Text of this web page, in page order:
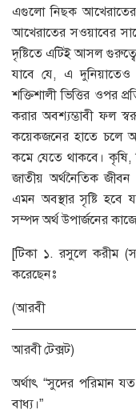
এগুলো নিছক আখেরাতের
আখেরাতের সওয়াবের
দৃষ্টিতে এটিই আসল
যাবে যে, এ দুনিয়াতেও
শক্তিশালী ভিত্তির ওপর
করার অবশ্যম্ভাবী ফল
কয়েকজনের হাতে চলে
কমে যেতে থাকবে। কৃষি,
জাতীয় অর্থনৈতিক
এমন অবস্থার সৃষ্টি হবে
সম্পদ অর্থ উপার্জনের
[টিকা ১. রসুলে করীম
করেছেনঃ
আরবী টেক্সট)
অর্থাৎ “সুদের পরিমান
বাধ্য।”